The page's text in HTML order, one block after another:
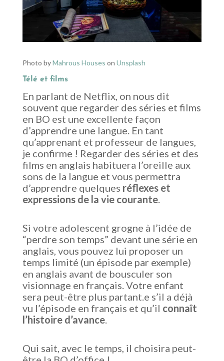
Photo byMahrous Houses on Unsplash
Télé et films
En parlant de Netflix, on nous dit
souvent que regarder des séries et films
en BO est une excellente façon
d’apprendre une langue. En tant
qu’apprenant et professeur de langues,
je confirme ! Regarder des séries et des
films en anglais habituera l’oreille aux
sons de la langue et vous permettra
d’apprendre quelques réflexes et
expressions de la vie courante.
Si votre adolescent grogne à l’idée de
“perdre son temps” devant une série en
anglais, vous pouvez lui proposer un
temps limité (un épisode par exemple)
en anglais avant de bousculer son
visionnage en français. Votre enfant
sera peut-être plus partant.e s’il a déjà
vu l’épisode en français et qu’il connaît
l’histoire d’avance.
Qui sait, avec le temps, il choisira peut-